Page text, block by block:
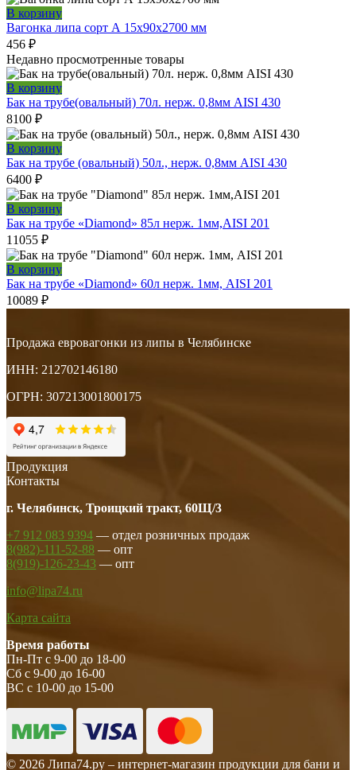
В корзину
Вагонка липа сорт А 15x90x2700 мм
456 ₽
Недавно просмотренные товары
В корзину
Бак на трубе(овальный) 70л. нерж. 0,8мм AISI 430
8100 ₽
В корзину
Бак на трубе (овальный) 50л., нерж. 0,8мм AISI 430
6400 ₽
В корзину
Бак на трубе «Diamond» 85л нерж. 1мм,AISI 201
11055 ₽
В корзину
Бак на трубе «Diamond» 60л нерж. 1мм, AISI 201
10089 ₽
Продажа евровагонки из липы в Челябинске
ИНН: 212702146180
ОГРН: 307213001800175
Продукция
Контакты
г. Челябинск, Троицкий тракт, 60Щ/3
+7 912 083 9394 — отдел розничных продаж
8(982)-111-52-88 — опт
8(919)-126-23-43 — опт
info@lipa74.ru
Карта сайта
Время работы
Пн-Пт с 9-00 до 18-00
Сб с 9-00 до 16-00
ВС с 10-00 до 15-00
© 2026 Липа74.ру – интернет-магазин продукции для бани и